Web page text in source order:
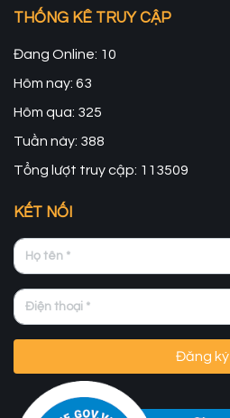
THỐNG KÊ TRUY CẬP
Đang Online: 10
Hôm nay: 63
Hôm qua: 325
Tuần này: 388
Tổng lượt truy cập: 113509
KẾT NỐI
Đăng ký